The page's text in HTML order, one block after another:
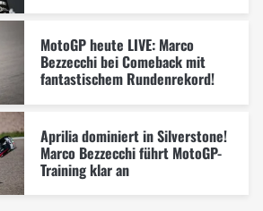
MotoGP heute LIVE: Marco
Bezzecchi bei Comeback mit
fantastischem Rundenrekord!
Aprilia dominiert in Silverstone!
Marco Bezzecchi führt MotoGP-
Training klar an